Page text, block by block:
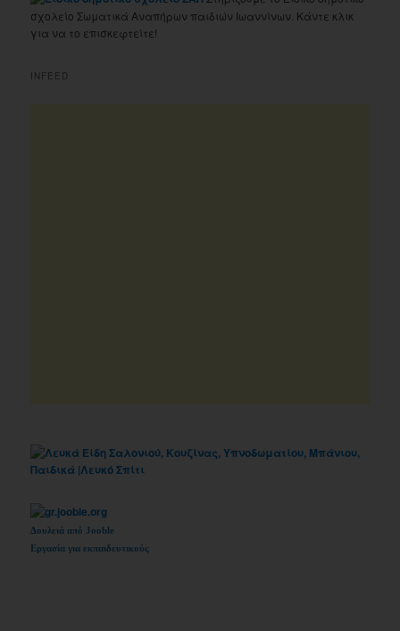
σχολείο Σωματικά Αναπήρων παιδιών Ιωαννίνων. Κάντε κλικ
για να το επισκεφτείτε!
INFEED
Δουλειά από Jooble
Εργασία για εκπαιδευτικούς